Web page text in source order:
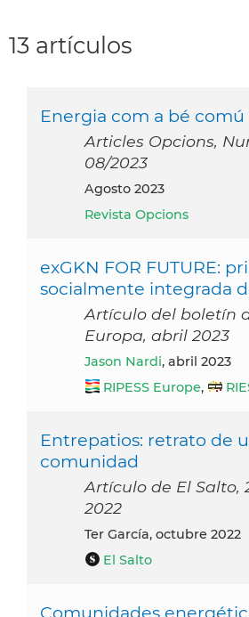
13 artículos
Energia com a bé comú
Articles Opcions,
08/2023
agosto 2023
Revista Opcions
exGKN FOR FUTURE:
socialmente integrada
Artículo del boletín
Europa, abril 2023
Jason Nardi, abril 2023
RIPESS Europe,
Entrepatios: retrato de
comunidad
Artículo de El Salto,
2022
Ter García, octubre 2022
El Salto
Comunidades